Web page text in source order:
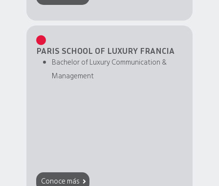
PARIS SCHOOL OF LUXURY FRANCIA
Bachelor of Luxury Communication &
Management
Conoce más